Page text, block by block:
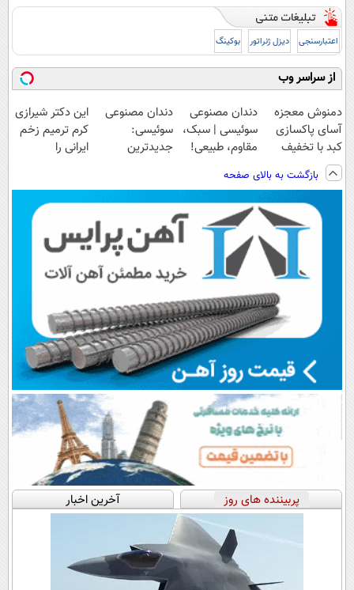
اعتبارسنجی دیزل ژنراتور بوکینگ
از سراسر وب
دمنوش معجزه
آسای پاکسازی
کبد با تخفیف
ویژه
دندان مصنوعی
سوئیسی | سبک،
مقاوم، طبیعی!
رایگان+پرداخت
اقساطی😍
دندان مصنوعی
سوئیسی:
جدیدترین
پرداخت قسطی
این دکتر شیرازی
کرم ترمیم زخم
ایرانی را
بازگشت به بالای صفحه
پربیننده های روز آخرین اخبار